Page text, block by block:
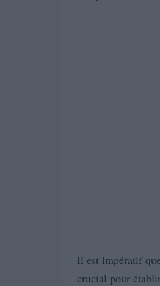
Il est impératif
crucial pour